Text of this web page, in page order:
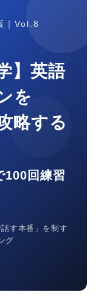
｜Vol.8
】英語
を
略する
回練習
す本番」を制す
グ